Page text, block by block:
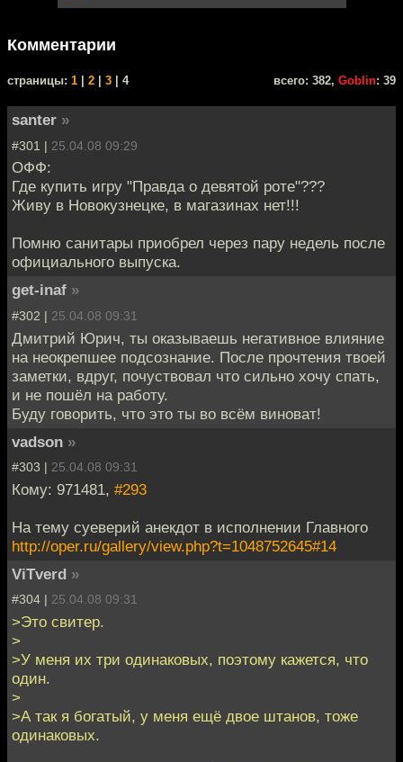
Комментарии
cтраницы: 1 2 3 | 4 всего: 382, Goblin: 39
santer »
#301 | 25.04.08 09:29
ОФФ:
Где купить игру "Правда о девятой роте"???
Живу в Новокузнецке, в магазинах нет!!!
Помню санитары приобрел через пару недель после
официального выпуска.
get-inaf »
#302 | 25.04.08 09:31
Дмитрий Юрич, ты оказываешь негативное влияние
на неокрепшее подсознание. После прочтения твоей
заметки, вдруг, почуствовал что сильно хочу спать,
и не пошёл на работу.
Буду говорить, что это ты во всём виноват!
vadson »
#303 | 25.04.08 09:31
Кому: 971481, #293
На тему суеверий анекдот в исполнении Главного
http://oper.ru/gallery/view.php?t=1048752645#14
ViTverd »
#304 | 25.04.08 09:31
>Это свитер.
>
>У меня их три одинаковых, поэтому кажется, что
один.
>
>А так я богатый, у меня ещё двое штанов, тоже
одинаковых.